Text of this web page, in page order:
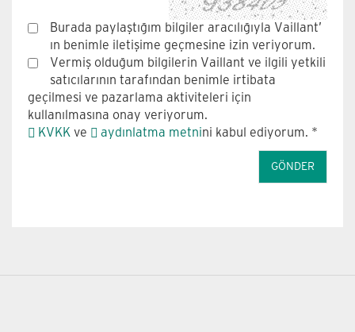
Burada paylaştığım bilgiler aracılığıyla Vaillant’
ın benimle iletişime geçmesine izin veriyorum.
Vermiş olduğum bilgilerin Vaillant ve ilgili yetkili
satıcılarının tarafından benimle irtibata
geçilmesi ve pazarlama aktiviteleri için
kullanılmasına onay veriyorum.
KVKK ve aydınlatma metnini kabul ediyorum. *